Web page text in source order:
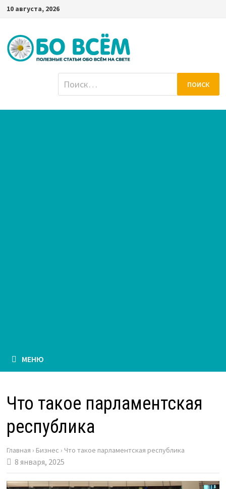
Перейти
содержимому
10 августа, 2026
Найти:
МЕНЮ
Что такое парламентская
республика
Главная › Бизнес › Что такое парламентская республика
8 января, 2025